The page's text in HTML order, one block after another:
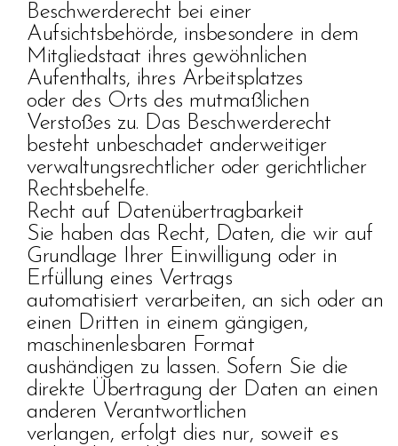
Beschwerderecht bei einer
Aufsichtsbehörde, insbesondere in dem
Mitgliedstaat ihres gewöhnlichen
Aufenthalts, ihres Arbeitsplatzes
oder des Orts des mutmaßlichen
Verstoßes zu. Das Beschwerderecht
besteht unbeschadet anderweitiger
verwaltungsrechtlicher oder gerichtlicher
Rechtsbehelfe.
Recht auf Datenübertragbarkeit
Sie haben das Recht, Daten, die wir auf
Grundlage Ihrer Einwilligung oder in
Erfüllung eines Vertrags
automatisiert verarbeiten, an sich oder an
einen Dritten in einem gängigen,
maschinenlesbaren Format
aushändigen zu lassen. Sofern Sie die
direkte Übertragung der Daten an einen
anderen Verantwortlichen
verlangen, erfolgt dies nur, soweit es